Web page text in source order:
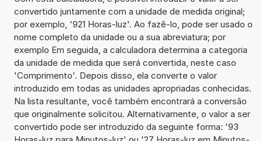
convertido juntamente com a unidade de medida original;
por exemplo, '921 Horas-luz'. Ao fazê-lo, pode ser usado o
nome completo da unidade ou a sua abreviatura; por
exemplo Em seguida, a calculadora determina a categoria
da unidade de medida que será convertida, neste caso
'Comprimento'. Depois disso, ela converte o valor
introduzido em todas as unidades apropriadas conhecidas.
Na lista resultante, você também encontrará a conversão
que originalmente solicitou. Alternativamente, o valor a ser
convertido pode ser introduzido da seguinte forma: '93